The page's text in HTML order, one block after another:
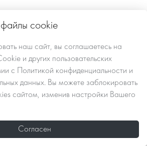
cookie
наш сайт, вы соглашаетесь на
и других пользовательских
с
Политикой конфиденциальности и
данных. Вы можете заблокировать
сайтом, изменив настройки Вашего
Согласен